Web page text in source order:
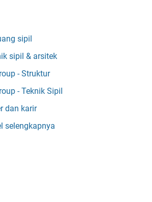
sipil
sipil & arsitek
- Struktur
- Teknik Sipil
dan karir
selengkapnya